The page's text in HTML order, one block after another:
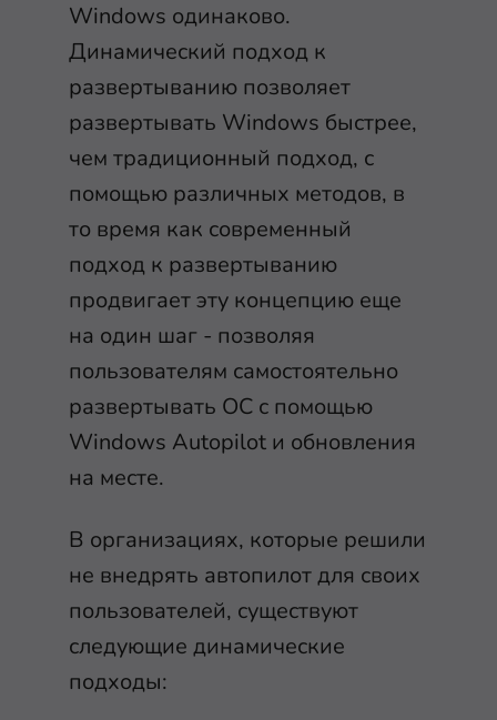
Windows одинаково.
Динамический подход к
развертыванию позволяет
развертывать Windows быстрее,
чем традиционный подход, с
помощью различных методов, в
то время как современный
подход к развертыванию
продвигает эту концепцию еще
на один шаг - позволяя
пользователям самостоятельно
развертывать ОС с помощью
Windows Autopilot и обновления
на месте.
В организациях, которые решили
не внедрять автопилот для своих
пользователей, существуют
следующие динамические
подходы: